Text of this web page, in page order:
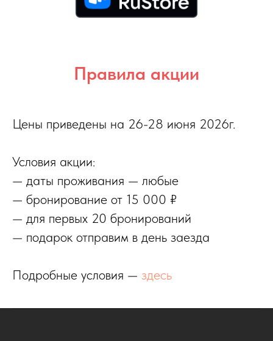
Правила акции
Цены приведены на 26-28 июня 2026г.
Условия акции:
— даты проживания — любые
— бронирование от 15 000 ₽
— для первых 20 бронирований
— подарок отправим в день заезда
Подробные условия — здесь